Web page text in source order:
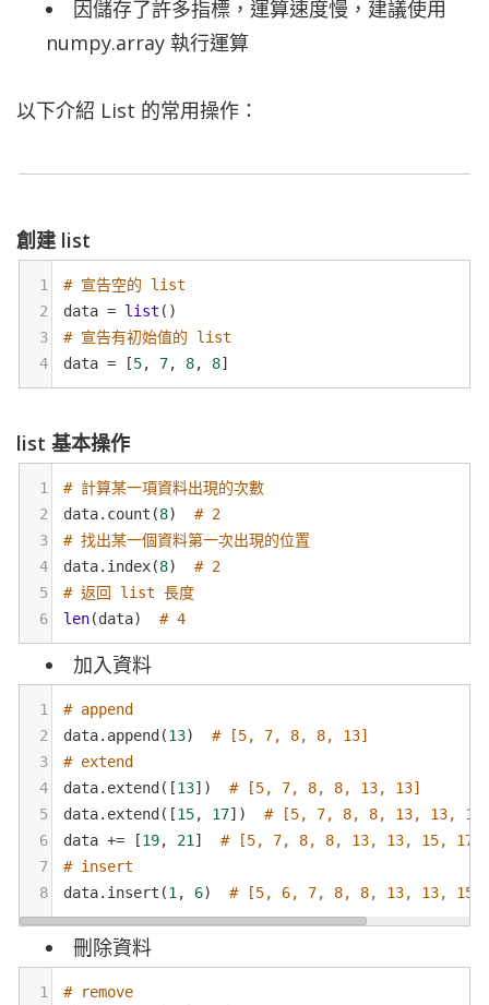
因儲存了許多指標，運算速度慢，建議使用
numpy.array 執行運算
以下介紹 List 的常用操作：
創建 list
1
# 宣告空的 list
2
data = list ()
3
# 宣告有初始值的 list
4
data = [5, 7, 8, 8]
list 基本操作
1
# 計算某一項資料出現的次數
2
data. count (8) # 2
3
# 找出某一個資料第一次出現的位置
4
data. index(8) # 2
5
# 返回 list 長度
6
len(data) # 4
加入資料
1
# append
2
data. append (13) # [5, 7, 8, 8, 13]
3
# extend
4
data. extend ([13]) # [5, 7, 8, 8, 13, 13]
5
data. extend ([15, 17]) # [5, 7, 8, 8, 13, 13,
6
data += [19, 21 ] # [5, 7, 8, 8, 13, 13, 15, 17,
7
# insert
8
data. insert (1 , 6) # [5, 6, 7, 8, 8, 13, 13, 15,
刪除資料
1
# remove